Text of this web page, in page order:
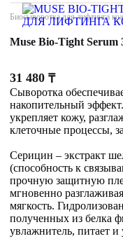
Биосыворотка для лифтинга
Muse Bio-Tight Serum
31 480 ₸
Сыворотка
накопительный
укрепляет кожу,
клеточные процессы,
Серицин – экстракт
(способность к
прочную защитную
мгновенно
мягкость.
полученных из белка
увлажнитель, питает